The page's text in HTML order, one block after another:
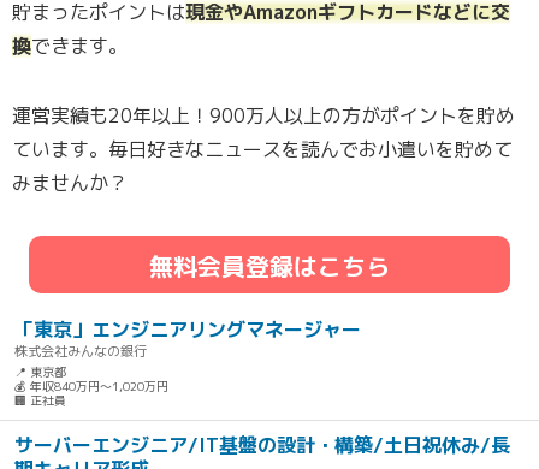
貯まったポイントは現金やAmazonギフトカードなどに交
換できます。
運営実績も20年以上！900万人以上の方がポイントを貯め
ています。毎日好きなニュースを読んでお小遣いを貯めて
みませんか？
無料会員登録はこちら
「東京」エンジニアリングマネージャー
株式会社みんなの銀行
📍 東京都
💰 年収840万円～1,020万円
🏢 正社員
サーバーエンジニア/IT基盤の設計・構築/土日祝休み/長